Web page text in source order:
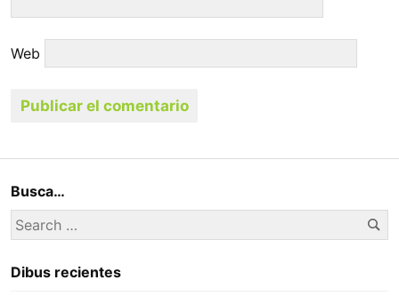
Web
Busca…
Search
for:
Dibus recientes